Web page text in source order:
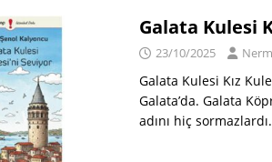
Galata Kulesi
23/10/2025
Galata Kulesi Kız
Galata’da. Galata
adını hiç sormazlardı.